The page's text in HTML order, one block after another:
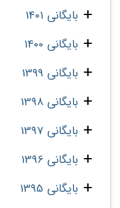
بایگانی 1401
بایگانی 1400
بایگانی 1399
بایگانی 1398
بایگانی 1397
بایگانی 1396
بایگانی 1395